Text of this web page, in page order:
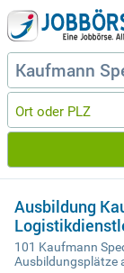
Ausbildung
101 Kaufmann
Ausbildungsplätze